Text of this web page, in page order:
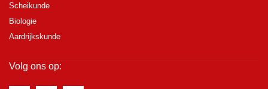
Scheikunde
Biologie
Aardrijkskunde
Volg ons op: